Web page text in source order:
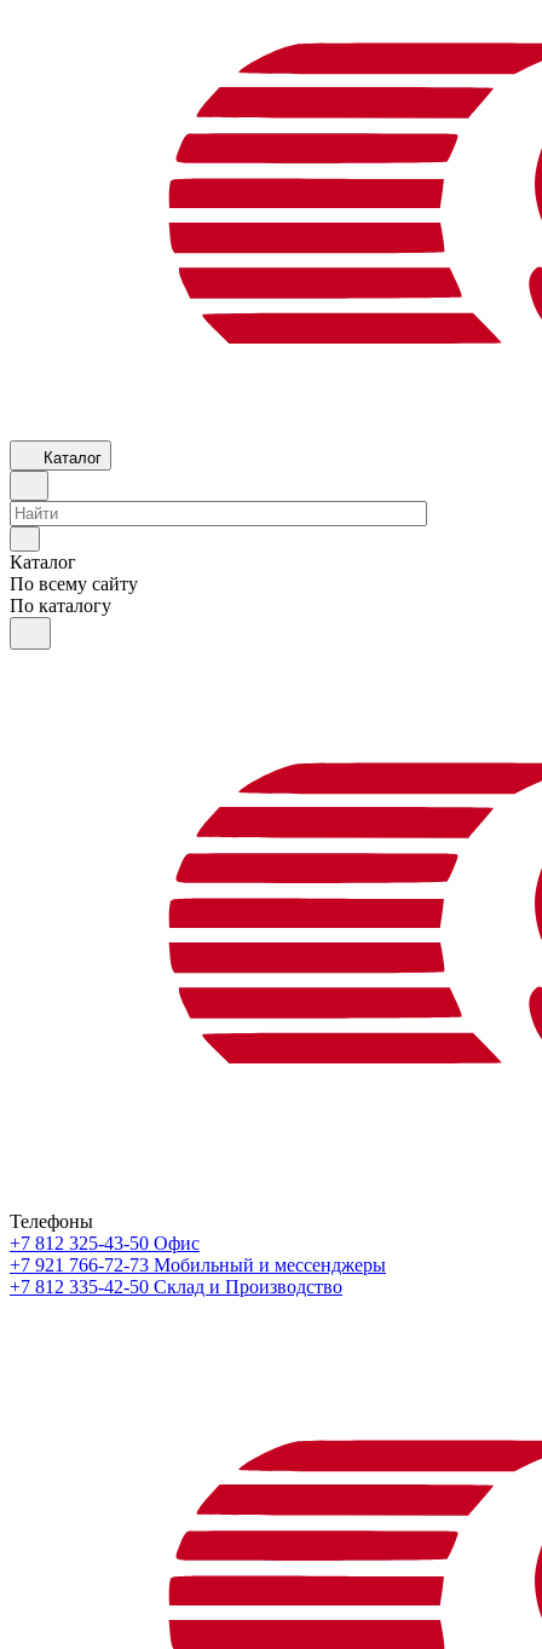
Каталог
Каталог
По всему сайту
По каталогу
Телефоны
+7 812 325-43-50 Офис
+7 921 766-72-73 Мобильный и мессенджеры
+7 812 335-42-50 Склад и Производство